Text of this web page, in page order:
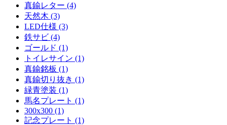
真鍮レター (4)
天然木 (3)
LED仕様 (3)
鉄サビ (4)
ゴールド (1)
トイレサイン (1)
真鍮銘板 (1)
真鍮切り抜き (1)
緑青塗装 (1)
馬名プレート (1)
300x300 (1)
記念プレート (1)